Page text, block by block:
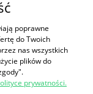
Indyjskiego
Tagora /
24,90 zł
poprawne
do Twoich
nas wszystkich
plików do
prywatności.